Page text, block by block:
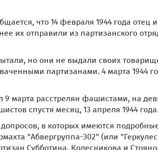
что 14 февраля 1944 года отец
их отправили из партизанского
но они не выдали своих
партизанами. 4 марта 1944
марта расстрелян фашистами, на
спустя месяц, 13 апреля 1944 года.
в которых имеются
"Абвергруппа-302" (или
Субботина, Колесникова и